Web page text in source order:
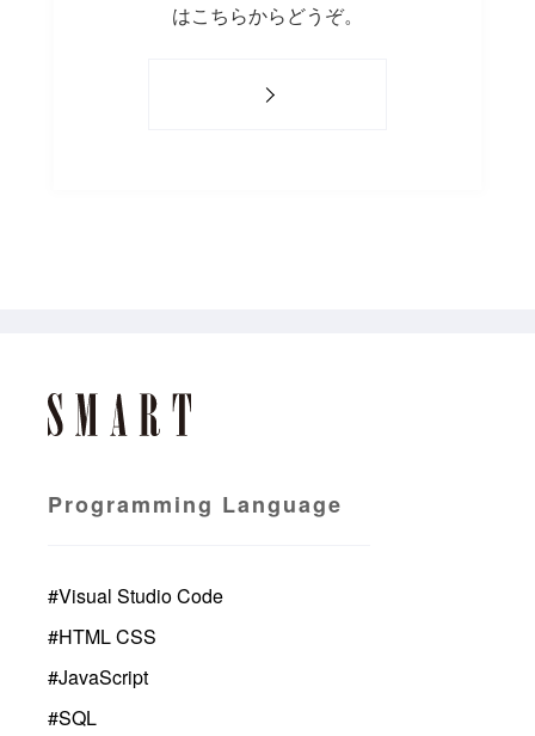
はこちらからどうぞ。
Programming Language
#Visual Studio Code
#HTML CSS
#JavaScript
#SQL